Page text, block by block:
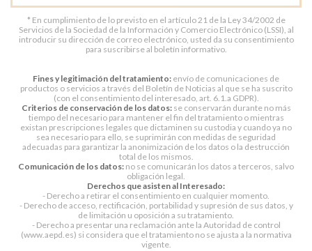
* En cumplimiento de lo previsto en el artículo 21 de la Ley 34/2002 de
Servicios de la Sociedad de la Información y Comercio Electrónico (LSSI), al
introducir su dirección de correo electrónico, usted da su consentimiento
para suscribirse al boletín informativo.
Fines y legitimación del tratamiento: envío de comunicaciones de
productos o servicios a través del Boletín de Noticias al que se ha suscrito
(con el consentimiento del interesado, art. 6.1.a GDPR).
Criterios de conservación de los datos:se conservarán durante no más
tiempo del necesario para mantener el fin del tratamiento o mientras
existan prescripciones legales que dictaminen su custodia y cuando ya no
sea necesario para ello, se suprimirán con medidas de seguridad
adecuadas para garantizar la anonimización de los datos o la destrucción
total de los mismos.
Comunicación de los datos: no se comunicarán los datos a terceros, salvo
obligación legal.
Derechos que asisten al Interesado:
- Derecho a retirar el consentimiento en cualquier momento.
- Derecho de acceso, rectificación, portabilidad y supresión de sus datos, y
de limitación u oposición a su tratamiento.
- Derecho a presentar una reclamación ante la Autoridad de control
(www.aepd.es) si considera que el tratamiento no se ajusta a la normativa
vigente.